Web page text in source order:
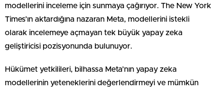
modellerini inceleme için sunmaya çağırıyor. The New York
Times’ın aktardığına nazaran Meta, modellerini istekli
olarak incelemeye açmayan tek büyük yapay zeka
geliştiricisi pozisyonunda bulunuyor.
Hükümet yetkilileri, bilhassa Meta’nın yapay zeka
modellerinin yeteneklerini değerlendirmeyi ve mümkün